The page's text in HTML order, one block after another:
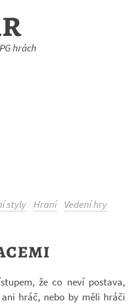
hrách
styly Hraní Vedení hry
že co neví po­stava,
hráč, nebo by měli hráči